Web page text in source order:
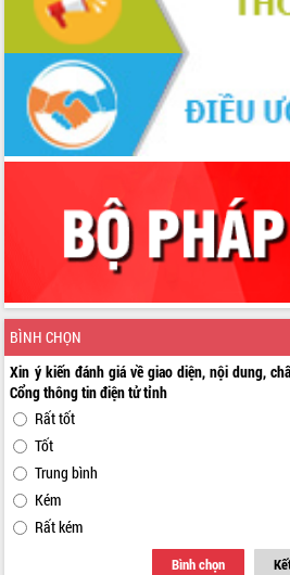
BÌNH CHỌN
Xin ý kiến đánh giá về giao diện, nội dung,
Cổng thông tin điện tử tỉnh
Rất tốt
Tốt
Trung bình
Kém
Rất kém
Bình chọn